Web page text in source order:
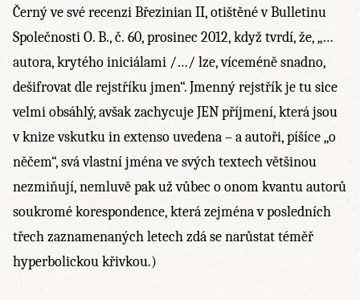
Černý ve své recenzi Březinian II, otištěné v Bulletinu
Společnosti O. B., č. 60, prosinec 2012, když tvrdí, že, „…
autora, krytého iniciálami /…/ lze, víceméně snadno,
dešifrovat dle rejstříku jmen“. Jmenný rejstřík je tu sice
velmi obsáhlý, avšak zachycuje JEN příjmení, která jsou
v knize vskutku in extenso uvedena – a autoři, píšíce „o
něčem“, svá vlastní jména ve svých textech většinou
nezmiňují, nemluvě pak už vůbec o onom kvantu autorů
soukromé korespondence, která zejména v posledních
třech zaznamenaných letech zdá se narůstat téměř
hyperbolickou křivkou.)